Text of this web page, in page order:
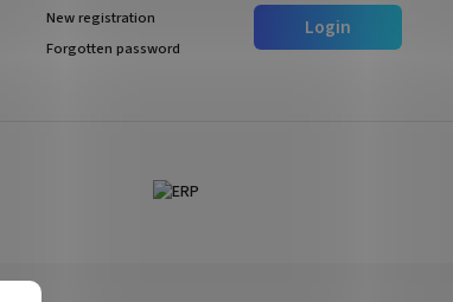
Login
New registration
Forgotten password